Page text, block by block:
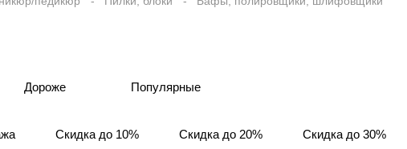
Дороже Популярные
Скидка до 10% Скидка до 20% Скидка до 30%